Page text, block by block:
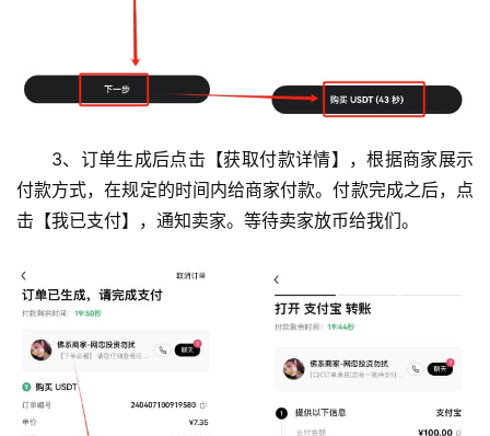
3、订单生成后点击【获取付款详情】，根据商家展示
付款方式，在规定的时间内给商家付款。付款完成之后，点
击【我已支付】，通知卖家。等待卖家放币给我们。